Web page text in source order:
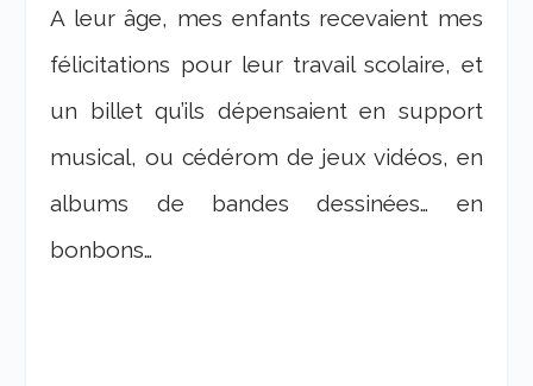
A leur âge, mes enfants recevaient mes
félicitations pour leur travail scolaire, et
un billet qu’ils dépensaient en support
musical, ou cédérom de jeux vidéos, en
albums de bandes dessinées… en
bonbons…